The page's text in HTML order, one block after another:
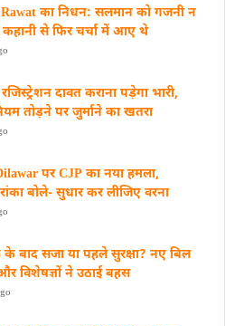
Rawat का निधन: सलमान को गजनी न
से फिर चर्चा में आए थे
दावत कराना पड़ेगा भारी,
तोड़ने पर जुर्माने का खतरा
पर CJP का नया हमला,
बोले- सुधार कर लीजिए वरना
बाद सजा या पहले सुरक्षा? नए बिल
विशेषज्ञों ने उठाई बहस